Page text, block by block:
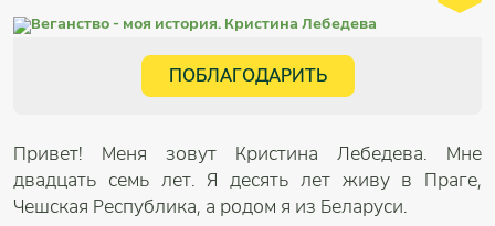
ПОБЛАГОДАРИТЬ
Привет! Меня зовут Кристина Лебедева. Мне
двадцать семь лет. Я десять лет живу в Праге,
Чешская Республика, а родом я из Беларуси.